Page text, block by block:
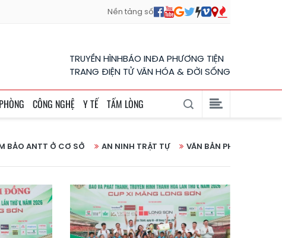
Nền tảng số
TRUYỀN HÌNHBÁO INĐA PHƯƠNG TIỆN
TRANG ĐIỆN TỬ VĂN HÓA & ĐỜI SỐNG
CÔNG NGHỆ Y TẾ TẤM LÒNG
BẢO ANTT Ở CƠ SỞ AN NINH TRẬT TỰ VĂN BẢN PHÁP LUẬT